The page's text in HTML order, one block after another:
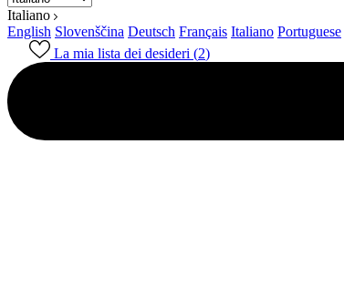
Italiano
English Slovenščina Deutsch Français Italiano Portuguese
La mia lista dei desideri (2)